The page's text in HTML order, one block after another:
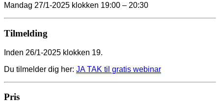
Mandag 27/1-2025 klokken 19:00 – 20:30
Tilmelding
Inden 26/1-2025 klokken 19.
Du tilmelder dig her: JA TAK til gratis webinar
Pris